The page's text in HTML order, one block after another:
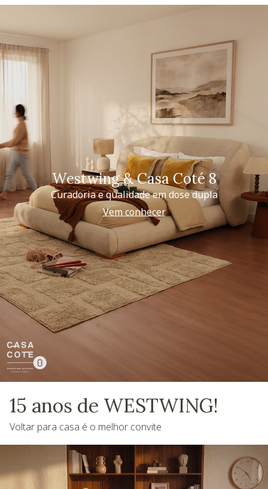
Westwing & Casa Coté 8
Curadoria e qualidade em dose dupla
Vem conhecer
15 anos de WESTWING!
Voltar para casa é o melhor convite